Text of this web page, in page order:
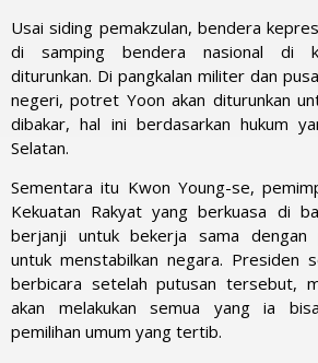
Usai siding pemakzulan, bendera
di samping bendera nasional di
diturunkan. Di pangkalan militer dan
negeri, potret Yoon akan diturunkan
dibakar, hal ini berdasarkan hukum
Selatan.
Sementara itu Kwon Young-se,
Kekuatan Rakyat yang berkuasa di
berjanji untuk bekerja sama dengan
untuk menstabilkan negara. Presiden
berbicara setelah putusan tersebut,
akan melakukan semua yang ia
pemilihan umum yang tertib.